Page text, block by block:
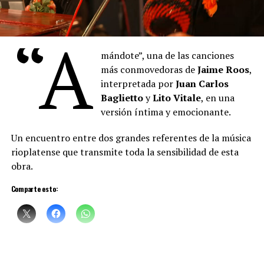
“Denisedescribe los pigmentos cuyos nombres se
mezclan con las proas de los barcos del puerto, también
está pintando, con la música, con la voz. Hay algo de la
pintura que empieza a teñir las palabras que
Denise
canta. Un cruce raro de oficios, maravilloso”, sostuvo el
artista plásticoDaniel Santoro .
“A
mándote”, una de las canciones
más conmovedoras deJaime Roos,
interpretada porJuan Carlos
BagliettoyLito Vitale, en una
versión íntima y emocionante.
Un encuentro entre dos grandes referentes de la música
rioplatense que transmite toda la sensibilidad de esta
obra.
Comparte esto: